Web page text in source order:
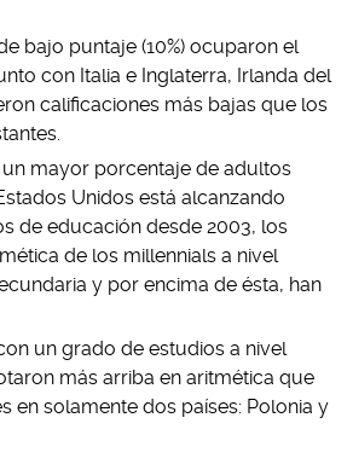
bajo puntaje (10%) ocuparon el
con Italia e Inglaterra, Irlanda del
calificaciones más bajas que los
mayor porcentaje de adultos
Unidos está alcanzando
de educación desde 2003, los
de los millennials a nivel
y por encima de ésta, han
un grado de estudios a nivel
más arriba en aritmética que
en solamente dos países: Polonia y